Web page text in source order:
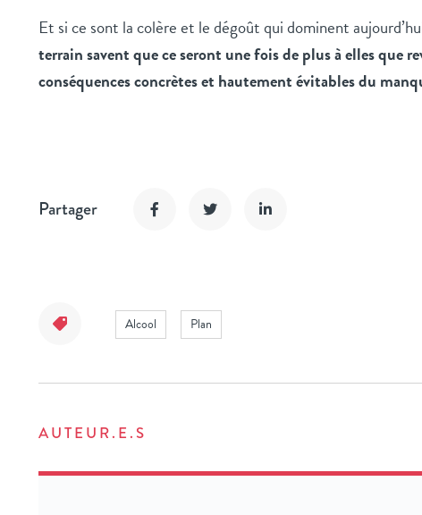
Et si ce sont la colère et le dégoût qui dominent
terrain savent que ce seront une fois de plus à elles que
conséquences concrètes et hautement évitables du
Partager
Alcool Plan
AUTEUR.E.S